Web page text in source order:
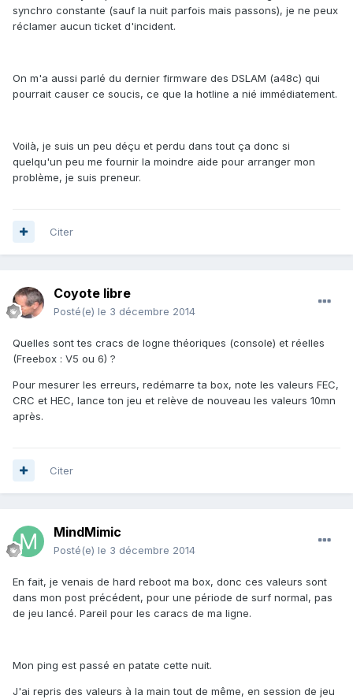
synchro constante (sauf la nuit parfois mais passons), je ne peux
réclamer aucun ticket d'incident.
On m'a aussi parlé du dernier firmware des DSLAM (a48c) qui
pourrait causer ce soucis, ce que la hotline a nié immédiatement.
Voilà, je suis un peu déçu et perdu dans tout ça donc si
quelqu'un peu me fournir la moindre aide pour arranger mon
problème, je suis preneur.
Citer
Coyote libre
Posté(e) le 3 décembre 2014
Quelles sont tes cracs de logne théoriques (console) et réelles
(Freebox : V5 ou 6) ?
Pour mesurer les erreurs, redémarre ta box, note les valeurs FEC,
CRC et HEC, lance ton jeu et relève de nouveau les valeurs 10mn
après.
Citer
MindMimic
Posté(e) le 3 décembre 2014
En fait, je venais de hard reboot ma box, donc ces valeurs sont
dans mon post précédent, pour une période de surf normal, pas
de jeu lancé. Pareil pour les caracs de ma ligne.
Mon ping est passé en patate cette nuit.
J'ai repris des valeurs à la main tout de même, en session de jeu